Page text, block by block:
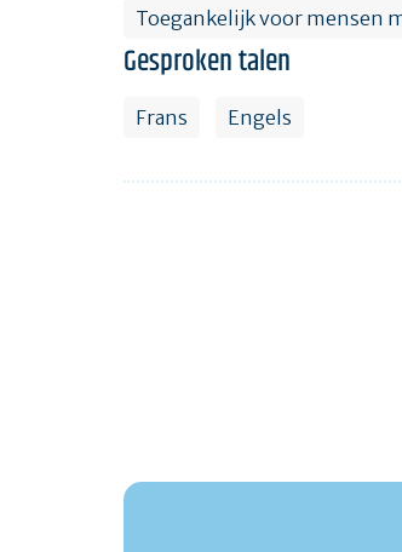
Toegankelijk voor mensen
Gesproken talen
Frans Engels